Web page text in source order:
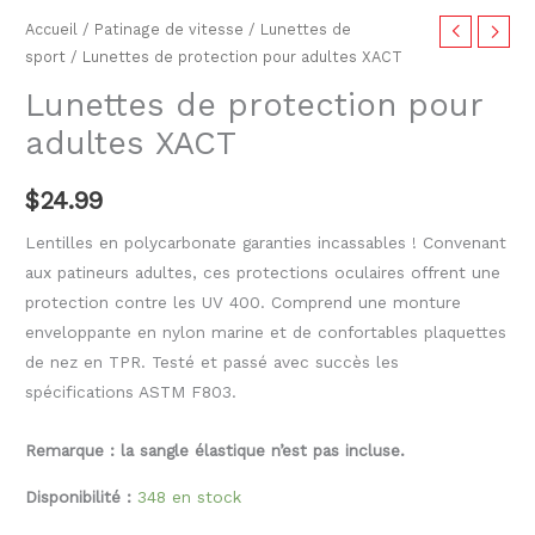
Accueil / Patinage de vitesse / Lunettes de
sport / Lunettes de protection pour adultes XACT
Lunettes de protection pour
adultes XACT
$24.99
Lentilles en polycarbonate garanties incassables ! Convenant
aux patineurs adultes, ces protections oculaires offrent une
protection contre les UV 400. Comprend une monture
enveloppante en nylon marine et de confortables plaquettes
de nez en TPR. Testé et passé avec succès les
spécifications ASTM F803.
Remarque : la sangle élastique n’est pas incluse.
Disponibilité : 348 en stock